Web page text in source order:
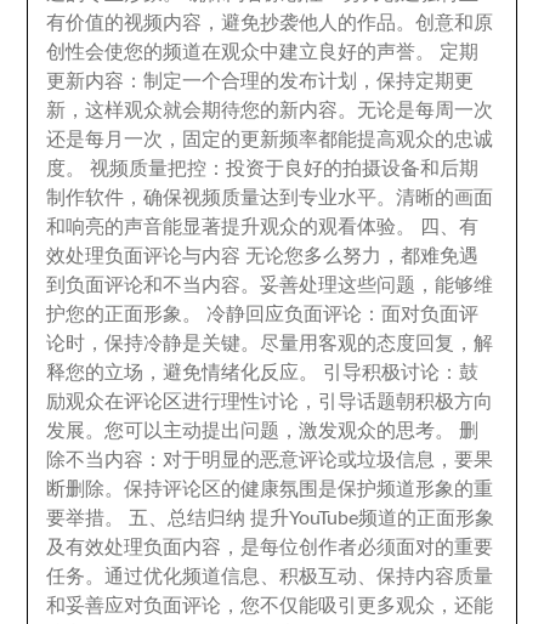
有价值的视频内容 ，避免抄袭他人的作品。创意和原
创性会使您的频道在观众中建立良好的声誉。 定期
更新内容 ：制定一个合理的发布计划 ，保持定期更
新 ，这样观众就会期待您的新内容。 无论是每周一次
还是每月一次 ，
固定的更新频率都能提高观众的忠诚
度。视频质量把控 ：投资于良好的拍摄设备和后期
制作软件 ，确保视频质量达到专业水平。清晰的画面
和响亮的声音能显著提升观众的观看体验。 四 、有
效处理负面评论与内容 无论您多么努力 ，都难免遇
到负面评论和不当内容。妥善处理这些问题 ，能够维
护您的正面形象 。冷静回应负面评论 ： 面对负面评
论时 ，保持冷静是关键。 尽量用客观的态度回复 ，解
释您的立场 ，避免情绪化反应 。 引导积极讨论 ：鼓
励观众在评论区进行理性讨论 ， 引导话题朝积极方向
发展。您可以主动提出问题 ，激发观众的思考。删
除不当内容 ： 对于明显的恶意评论或垃圾信息 ，要果
断删除。保持评论区的健康氛围是保护频道形象的重
要举措。 五
总结归纳 提升YouTube频道的正面形象
及有效处理负面内容 ， 是每位创作者必须面对的重要
任务。通过优化频道信息 、积极互动 、保持内容质量
和妥善应对负面评论 ，您不仅能吸引更多观众 ，还能